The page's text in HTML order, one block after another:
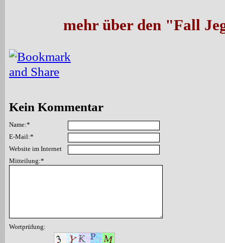
mehr über den "Fall
Kein Kommentar
Name:*
E-Mail:*
Website im Internet
Mitteilung:*
Wortprüfung: